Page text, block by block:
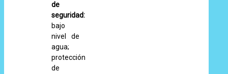
de
seguridad:
bajo
nivel de
agua;
protección
de